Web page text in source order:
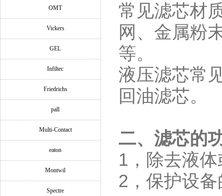
OMT
Vickers
GEL
Infiltec
Friedrichs
pall
Multi-Contact
eaton
Montwil
Spectre
常见滤芯材
网、金属粉
等。
液压滤芯常
回油滤芯。
二、滤芯的
1 ，除去液
2 ，保护设